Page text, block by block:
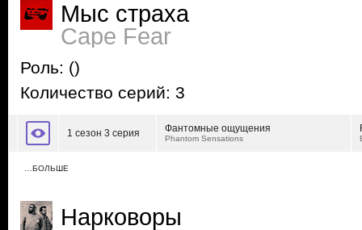
Мыс страха
Cape Fear
Роль: ()
Количество серий: 3
1 сезон 3 серия Фантомные ощущения
Phantom Sensations
…БОЛЬШЕ
Нарковоры